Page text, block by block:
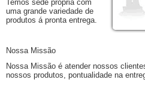
Temos sede própria com
uma grande variedade de
produtos á pronta entrega.
Nossa Missão
Nossa Missão é atender nossos
nossos produtos, pontualidade na